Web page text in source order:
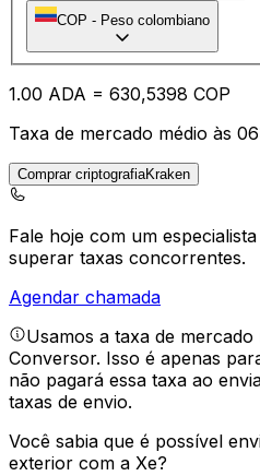
COP - Peso colombiano
1.00 ADA = 630,5398 COP
Taxa de mercado médio às
Comprar criptografiaKraken
Fale hoje com um
superar taxas concorrentes.
Agendar chamada
Usamos a taxa de
Conversor. Isso é apenas
não pagará essa taxa ao
taxas de envio.
Você sabia que é possível
exterior com a Xe?